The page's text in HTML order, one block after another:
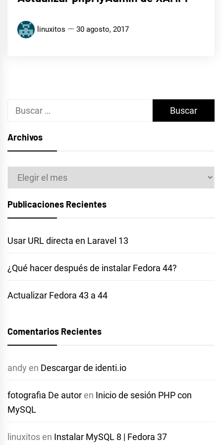
linuxitos 30 agosto, 2017
Buscar:
Archivos
Archivos
Publicaciones Recientes
Usar URL directa en Laravel 13
¿Qué hacer después de instalar Fedora 44?
Actualizar Fedora 43 a 44
Comentarios Recientes
andy en Descargar de identi.io
fotografia De autor en Inicio de sesión PHP con
MySQL
linuxitos en Instalar MySQL 8 | Fedora 37